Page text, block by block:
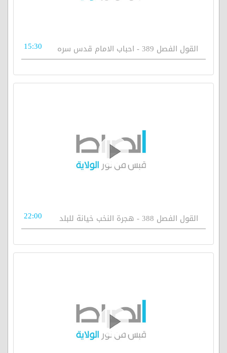
القول الفصل 389 - احباب الامام قدس سره 15:30
القول الفصل 388 - هجرة النخب خيانة للبلد 22:00